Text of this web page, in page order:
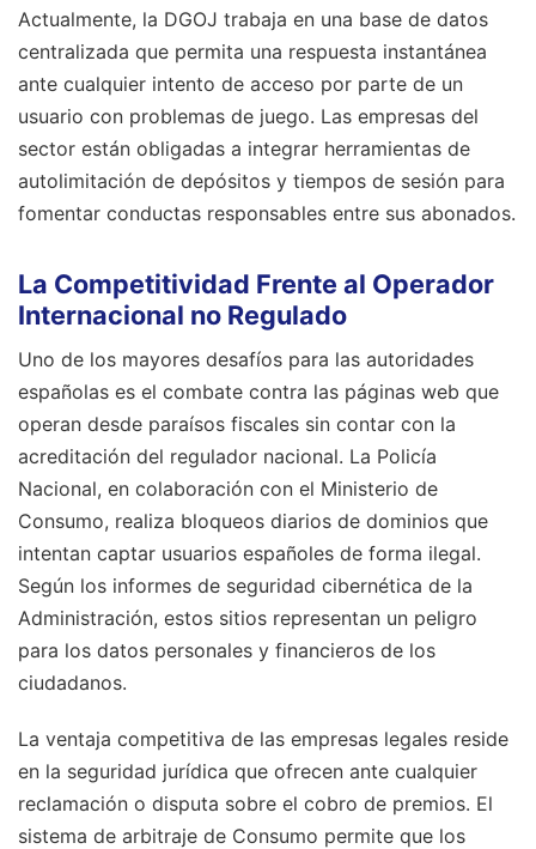
Actualmente, la DGOJ trabaja en una base de datos
centralizada que permita una respuesta instantánea
ante cualquier intento de acceso por parte de un
usuario con problemas de juego. Las empresas del
sector están obligadas a integrar herramientas de
autolimitación de depósitos y tiempos de sesión para
fomentar conductas responsables entre sus abonados.
La Competitividad Frente al Operador
Internacional no Regulado
Uno de los mayores desafíos para las autoridades
españolas es el combate contra las páginas web que
operan desde paraísos fiscales sin contar con la
acreditación del regulador nacional. La Policía
Nacional, en colaboración con el Ministerio de
Consumo, realiza bloqueos diarios de dominios que
intentan captar usuarios españoles de forma ilegal.
Según los informes de seguridad cibernética de la
Administración, estos sitios representan un peligro
para los datos personales y financieros de los
ciudadanos.
La ventaja competitiva de las empresas legales reside
en la seguridad jurídica que ofrecen ante cualquier
reclamación o disputa sobre el cobro de premios. El
sistema de arbitraje de Consumo permite que los